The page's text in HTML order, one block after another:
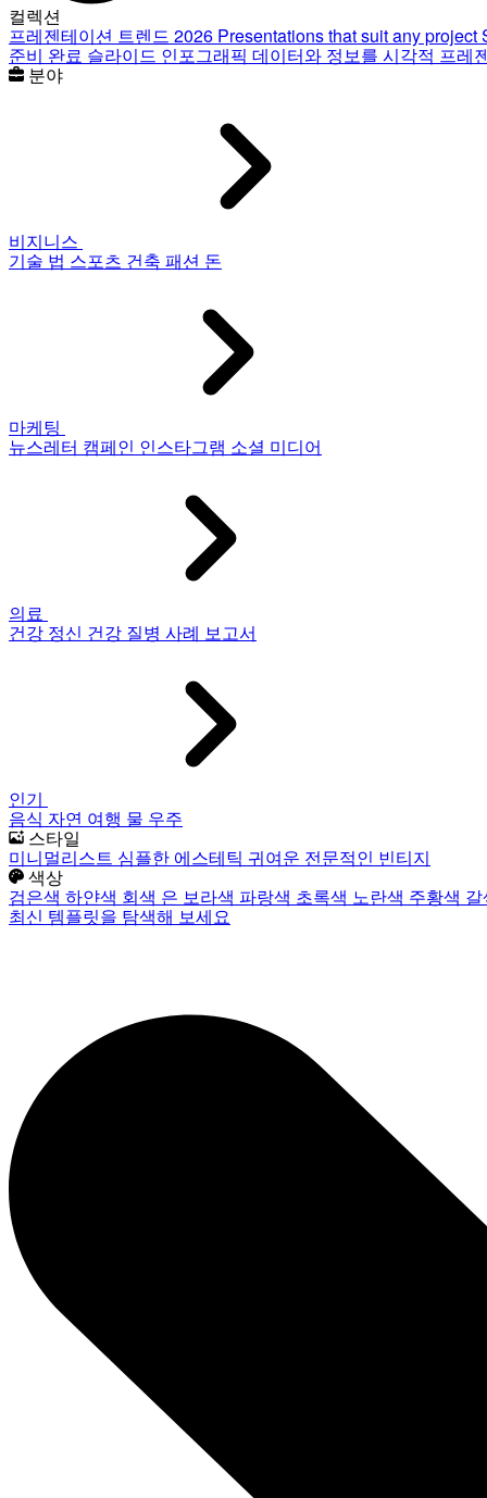
컬렉션
프레젠테이션 트렌드 2026 Presentations that suit any project
준비 완료 슬라이드 인포그래픽 데이터와 정보를 시각적 프레
분야
비지니스
기술 법 스포츠 건축 패션 돈
마케팅
뉴스레터 캠페인 인스타그램 소셜 미디어
의료
건강 정신 건강 질병 사례 보고서
인기
음식 자연 여행 물 우주
스타일
미니멀리스트 심플한 에스테틱 귀여운 전문적인 빈티지
색상
검은색 하얀색 회색 은 보라색 파랑색 초록색 노란색 주황색
최신 템플릿을 탐색해 보세요